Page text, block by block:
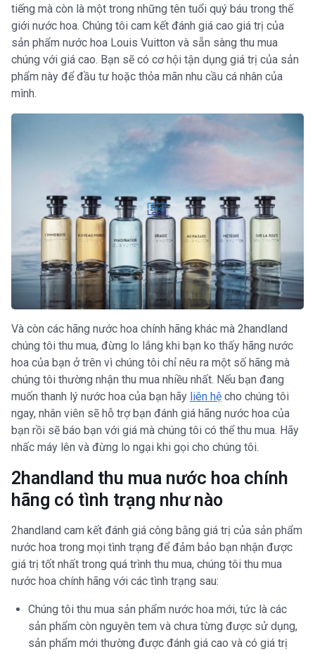
tiếng mà còn là một trong những tên tuổi quý báu trong thế
giới nước hoa. Chúng tôi cam kết đánh giá cao giá trị của
sản phẩm nước hoa Louis Vuitton và sẵn sàng thu mua
chúng với giá cao. Bạn sẽ có cơ hội tận dụng giá trị của sản
phẩm này để đầu tư hoặc thỏa mãn nhu cầu cá nhân của
mình.
Và còn các hãng nước hoa chính hãng khác mà 2handland
chúng tôi thu mua, đừng lo lắng khi bạn ko thấy hãng nước
hoa của bạn ở trên vì chúng tôi chỉ nêu ra một số hãng mà
chúng tôi thường nhận thu mua nhiều nhất. Nếu bạn đang
muốn thanh lý nước hoa của bạn hãy liên hệ cho chúng tôi
ngay, nhân viên sẽ hỗ trợ bạn đánh giá hãng nước hoa của
bạn rồi sẽ báo bạn với giá mà chúng tôi có thể thu mua. Hãy
nhấc máy lên và đừng lo ngại khi gọi cho chúng tôi.
2handland thu mua nước hoa chính
hãng có tình trạng như nào
2handland cam kết đánh giá công bằng giá trị của sản phẩm
nước hoa trong mọi tình trạng để đảm bảo bạn nhận được
giá trị tốt nhất trong quá trình thu mua, chúng tôi thu mua
nước hoa chính hãng với các tình trạng sau:
Chúng tôi thu mua sản phẩm nước hoa mới, tức là các
sản phẩm còn nguyên tem và chưa từng được sử dụng,
sản phẩm mới thường được đánh giá cao và có giá trị